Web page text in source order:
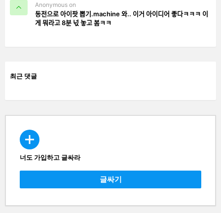
Anonymous on
동전으로 아이팟 뽑기.machine 와.. 이거 아이디어 좋다ㅋㅋㅋ 이
게 뭐라고 8분 넋 놓고 봄ㅋㅋ
최근 댓글
CREATE
너도 가입하고 글싸라
글싸기